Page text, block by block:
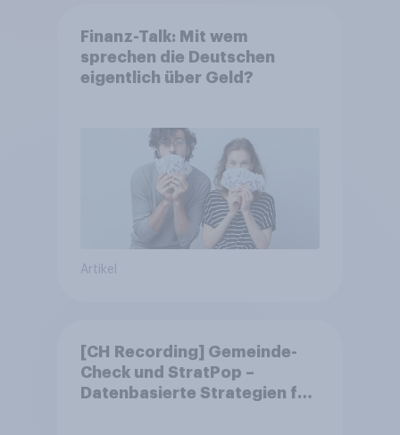
Finanz-Talk: Mit wem
sprechen die Deutschen
eigentlich über Geld?
Artikel
[CH Recording] Gemeinde-
Check und StratPop –
Datenbasierte Strategien für